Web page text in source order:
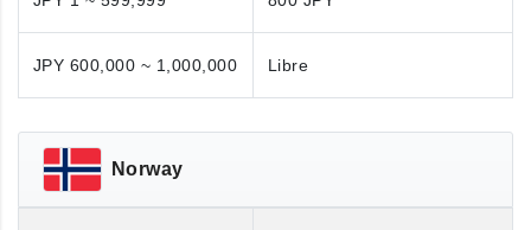
JPY 600,000 ~ 1,000,000 Libre
Norway